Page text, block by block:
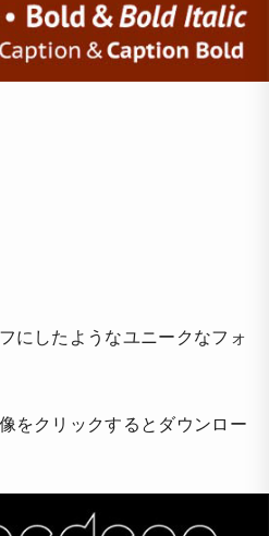
にしたようなユニークなフォ
をクリックするとダウンロー